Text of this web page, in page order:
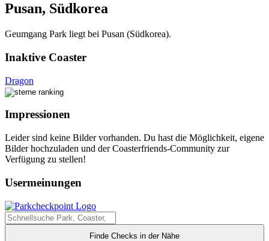
Pusan, Südkorea
Geumgang Park liegt bei Pusan (Südkorea).
Inaktive Coaster
Dragon
Impressionen
Leider sind keine Bilder vorhanden. Du hast die Möglichkeit, eigene
Bilder hochzuladen und der Coasterfriends-Community zur
Verfügung zu stellen!
Usermeinungen
Finde Checks in der Nähe